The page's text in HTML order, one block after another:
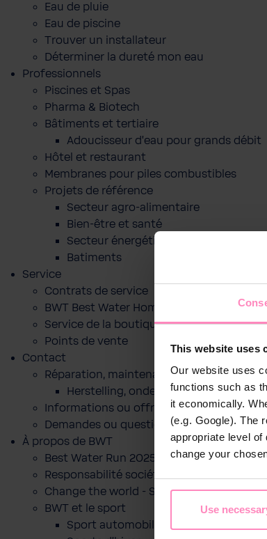
This website uses
Our website uses
functions such as
it economically.
(e.g. Google). The
appropriate level of
change your
Use
Eau de pluie
Eau de piscine
Trouver un installateur
Déterminer la dureté mon eau
Professionnels
Piscines et Spas
Pharma & Biotech
Bâtiments et tertiaire
Adoucisseur d'eau pour grands débit
Hôtel et restaurant
Membranes pour piles combustibles
Projets de référence
Secteur agro-alimentaire
Bien-être et santé
Secteur énergétique
Batiments
Service
Contrats de service
BWT Best Water Home App
Service de la boutique en ligne
Points de vente
Contact
Réparation, maintenance ou mise en
Herstelling, onderhoud of
Informations ou offre pour un produit
Demandes ou questions
À propos de BWT
Best Water Run 2025
Responsabilité sociétale des entreprises
Change the world - Sip by sip
BWT et le sport
Sport automobile